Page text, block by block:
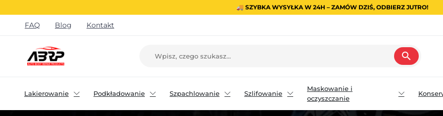
🚚 SZYBKA WYSYŁKA W 24H – ZAMÓW DZIŚ, ODBIERZ JUTRO!
FAQ Blog Kontakt
search
Lakierowanie Podkładowanie Szpachlowanie Szlifowanie
Maskowanie i
oczyszczanie